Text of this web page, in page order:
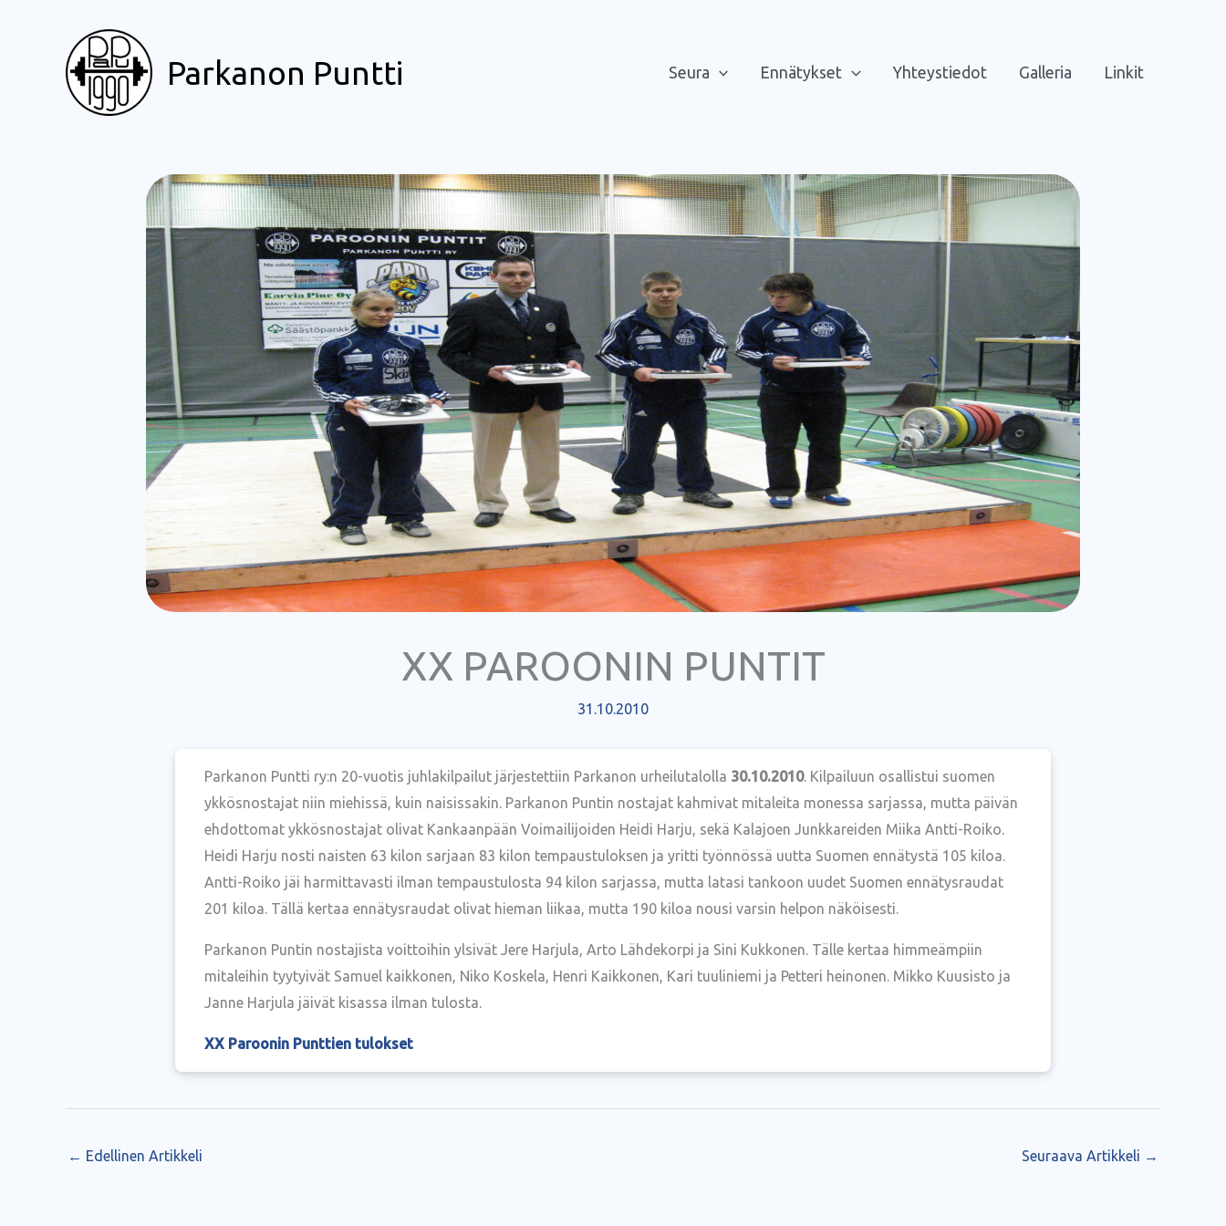
Parkanon Puntti Seura Ennätykset Yhteystiedot Galleria Linkit
XX PAROONIN PUNTIT
31.10.2010
Parkanon Puntti ry:n 20-vuotis juhlakilpailut järjestettiin Parkanon urheilutalolla 30.10.2010. Kilpailuun osallistui suomen
ykkösnostajat niin miehissä, kuin naisissakin. Parkanon Puntin nostajat kahmivat mitaleita monessa sarjassa, mutta päivän
ehdottomat ykkösnostajat olivat Kankaanpään Voimailijoiden Heidi Harju, sekä Kalajoen Junkkareiden Miika Antti-Roiko.
Heidi Harju nosti naisten 63 kilon sarjaan 83 kilon tempaustuloksen ja yritti työnnössä uutta Suomen ennätystä 105 kiloa.
Antti-Roiko jäi harmittavasti ilman tempaustulosta 94 kilon sarjassa, mutta latasi tankoon uudet Suomen ennätysraudat
201 kiloa. Tällä kertaa ennätysraudat olivat hieman liikaa, mutta 190 kiloa nousi varsin helpon näköisesti.
Parkanon Puntin nostajista voittoihin ylsivät Jere Harjula, Arto Lähdekorpi ja Sini Kukkonen. Tälle kertaa himmeämpiin
mitaleihin tyytyivät Samuel kaikkonen, Niko Koskela, Henri Kaikkonen, Kari tuuliniemi ja Petteri heinonen. Mikko Kuusisto ja
Janne Harjula jäivät kisassa ilman tulosta.
XX Paroonin Punttien tulokset
← Edellinen Artikkeli Seuraava Artikkeli →